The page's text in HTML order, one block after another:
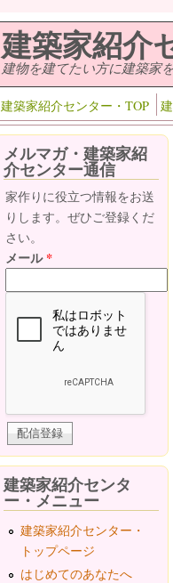
建築家紹介
建物を建てたい方に建築家
建築家紹介センター・TOP
メルマガ・建築家紹
介センター通信
家作りに役立つ情報をお送
りします。ぜひご登録くだ
さい。
メール*
建築家紹介センタ
ー・メニュー
建築家紹介センター・
トップページ
はじめてのあなたへ